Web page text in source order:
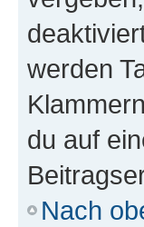
werden
du auf
Nach